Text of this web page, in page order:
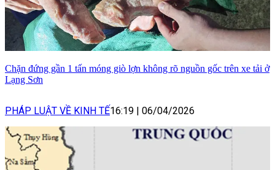
Chặn đứng gần 1 tấn móng giò lợn không rõ nguồn gốc trên xe tải ở
Lạng Sơn
PHÁP LUẬT VỀ KINH TẾ16:19 | 06/04/2026